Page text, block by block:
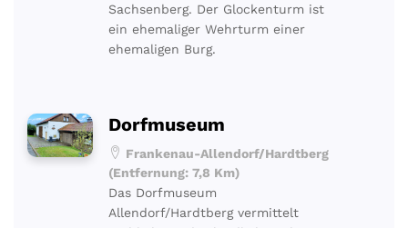
Sachsenberg. Der Glockenturm ist
ein ehemaliger Wehrturm einer
ehemaligen Burg.
Dorfmuseum
Frankenau-Allendorf/Hardtberg
(Entfernung: 7,8 Km)
Das Dorfmuseum
Allendorf/Hardtberg vermittelt